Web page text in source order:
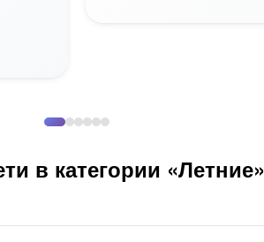
в категории «Летние»